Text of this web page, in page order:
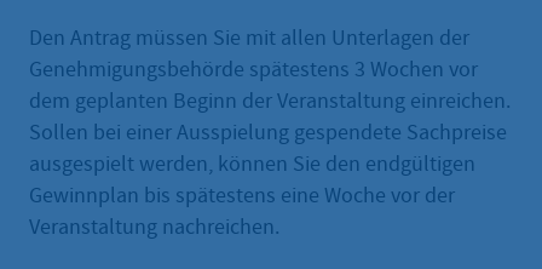
Den Antrag müssen Sie mit allen Unterlagen der
Genehmigungsbehörde spätestens 3 Wochen vor
dem geplanten Beginn der Veranstaltung einreichen.
Sollen bei einer Ausspielung gespendete Sachpreise
ausgespielt werden, können Sie den endgültigen
Gewinnplan bis spätestens eine Woche vor der
Veranstaltung nachreichen.